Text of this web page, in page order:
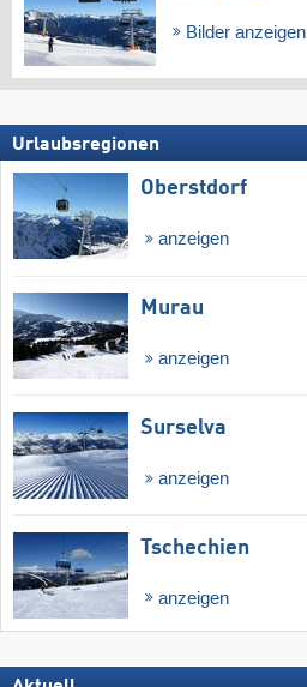
Bilder anzeigen
Urlaubsregionen
Oberstdorf
anzeigen
Murau
anzeigen
Surselva
anzeigen
Tschechien
anzeigen